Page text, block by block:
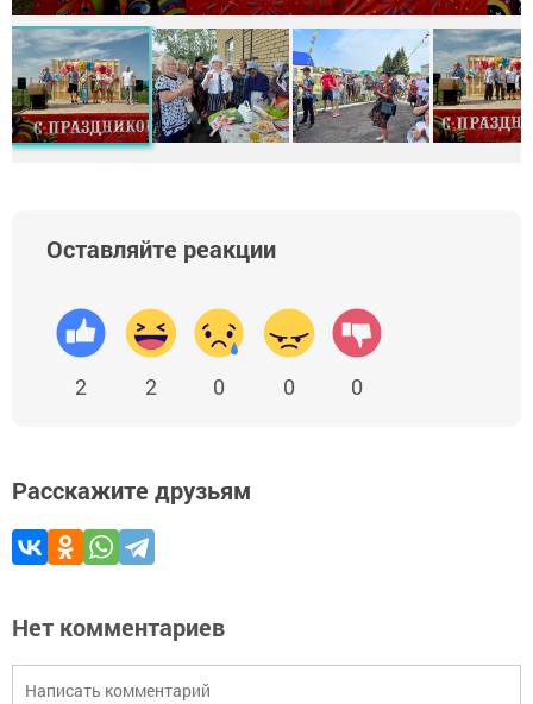
Оставляйте реакции
2 2 0 0 0
Расскажите друзьям
Нет комментариев